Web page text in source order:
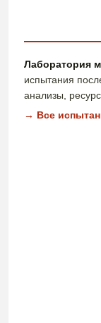
Лаборатория
испытания
анализы,
→ Все